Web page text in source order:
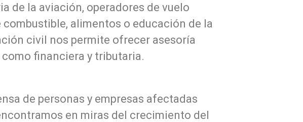
de la aviación, operadores de vuelo
alimentos o educación de la
civil nos permite ofrecer asesoría
financiera y tributaria.
de personas y empresas afectadas
en miras del crecimiento del